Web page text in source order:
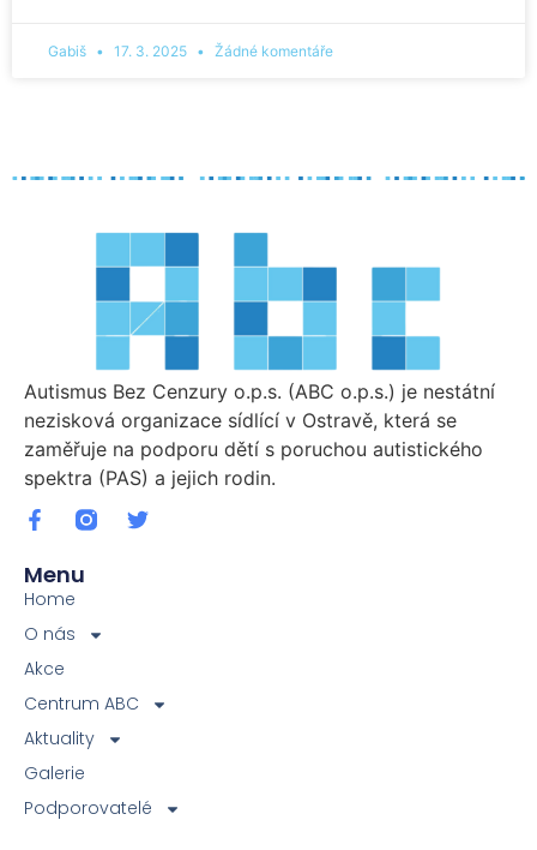
Gabiš 17. 3. 2025 Žádné komentáře
Autismus Bez Cenzury o.p.s. (ABC o.p.s.) je nestátní
nezisková organizace sídlící v Ostravě, která se
zaměřuje na podporu dětí s poruchou autistického
spektra (PAS) a jejich rodin.
Menu
Home
O nás
Akce
Centrum ABC
Aktuality
Galerie
Podporovatelé